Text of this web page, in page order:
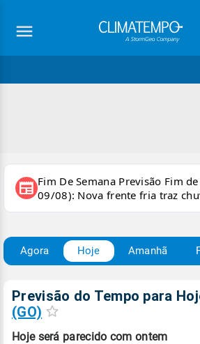
newspaper Fim De Semana Previsão Fim
09/08): Nova frente fria traz
para áreas do país
Agora Hoje Amanhã
Previsão do Tempo para
(GO)
Hoje será parecido com ontem